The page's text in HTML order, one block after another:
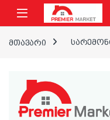
ნავიგაციაზე გადასვლა
შინაარსზე გადასვლა
მთავარი